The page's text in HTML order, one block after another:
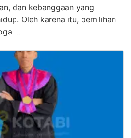
dan kebanggaan yang
Oleh karena itu, pemilihan
…